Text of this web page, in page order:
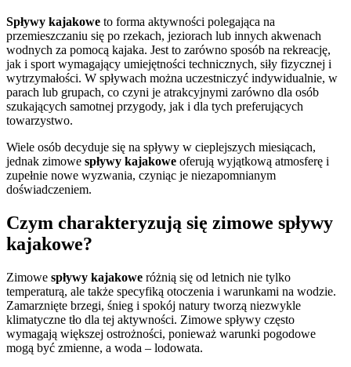
Spływy kajakowe to forma aktywności polegająca na
przemieszczaniu się po rzekach, jeziorach lub innych akwenach
wodnych za pomocą kajaka. Jest to zarówno sposób na rekreację,
jak i sport wymagający umiejętności technicznych, siły fizycznej i
wytrzymałości. W spływach można uczestniczyć indywidualnie, w
parach lub grupach, co czyni je atrakcyjnymi zarówno dla osób
szukających samotnej przygody, jak i dla tych preferujących
towarzystwo.
Wiele osób decyduje się na spływy w cieplejszych miesiącach,
jednak zimowe spływy kajakowe oferują wyjątkową atmosferę i
zupełnie nowe wyzwania, czyniąc je niezapomnianym
doświadczeniem.
Czym charakteryzują się zimowe spływy
kajakowe?
Zimowe spływy kajakowe różnią się od letnich nie tylko
temperaturą, ale także specyfiką otoczenia i warunkami na wodzie.
Zamarznięte brzegi, śnieg i spokój natury tworzą niezwykle
klimatyczne tło dla tej aktywności. Zimowe spływy często
wymagają większej ostrożności, ponieważ warunki pogodowe
mogą być zmienne, a woda – lodowata.